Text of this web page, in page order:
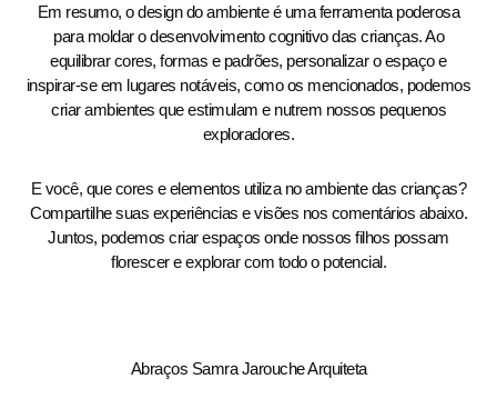
Em resumo, o design do ambiente é uma ferramenta poderosa
para moldar o desenvolvimento cognitivo das crianças. Ao
equilibrar cores, formas e padrões, personalizar o espaço e
inspirar-se em lugares notáveis, como os mencionados, podemos
criar ambientes que estimulam e nutrem nossos pequenos
exploradores.
E você, que cores e elementos utiliza no ambiente das crianças?
Compartilhe suas experiências e visões nos comentários abaixo.
Juntos, podemos criar espaços onde nossos filhos possam
florescer e explorar com todo o potencial.
Abraços Samra Jarouche Arquiteta